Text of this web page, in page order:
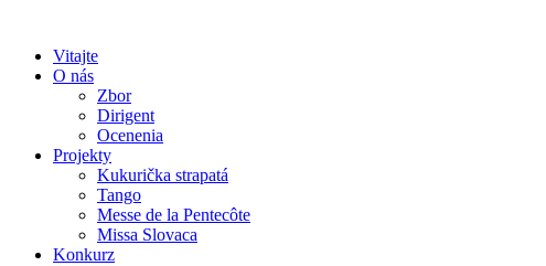
obsah
Vitajte
O nás
Zbor
Dirigent
Ocenenia
Projekty
Kukurička strapatá
Tango
Messe de la Pentecôte
Missa Slovaca
Konkurz